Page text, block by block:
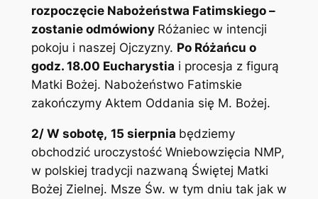
rozpoczęcie Nabożeństwa Fatimskiego –
zostanie odmówiony Różaniec w intencji
pokoju i naszej Ojczyzny. Po Różańcu o
godz. 18.00 Eucharystia i procesja z figurą
Matki Bożej. Nabożeństwo Fatimskie
zakończymy Aktem Oddania się M. Bożej.
2/ W sobotę, 15 sierpnia będziemy
obchodzić uroczystość Wniebowzięcia NMP,
w polskiej tradycji nazwaną Świętej Matki
Bożej Zielnej. Msze Św. w tym dniu tak jak w